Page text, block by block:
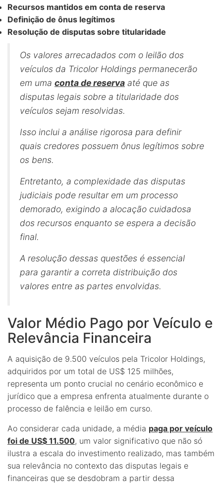
Recursos mantidos em conta de reserva
Definição de ônus legítimos
Resolução de disputas sobre titularidade
Os valores arrecadados com o leilão dos
veículos da Tricolor Holdings permanecerão
em uma conta de reserva até que as
disputas legais sobre a titularidade dos
veículos sejam resolvidas.
Isso inclui a análise rigorosa para definir
quais credores possuem ônus legítimos sobre
os bens.
Entretanto, a complexidade das disputas
judiciais pode resultar em um processo
demorado, exigindo a alocação cuidadosa
dos recursos enquanto se espera a decisão
final.
A resolução dessas questões é essencial
para garantir a correta distribuição dos
valores entre as partes envolvidas.
Valor Médio Pago por Veículo e
Relevância Financeira
A aquisição de 9.500 veículos pela Tricolor Holdings,
adquiridos por um total de US$ 125 milhões,
representa um ponto crucial no cenário econômico e
jurídico que a empresa enfrenta atualmente durante o
processo de falência e leilão em curso.
Ao considerar cada unidade, a média paga por veículo
foi de US$ 11.500, um valor significativo que não só
ilustra a escala do investimento realizado, mas também
sua relevância no contexto das disputas legais e
financeiras que se desdobram a partir dessa